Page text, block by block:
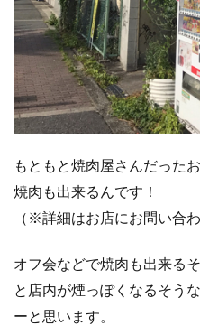
もともと焼肉屋さんだった
焼肉も出来るんです！
（※詳細はお店にお問い合わ
オフ会などで焼肉も出来る
と店内が煙っぽくなるそう
ーと思います。